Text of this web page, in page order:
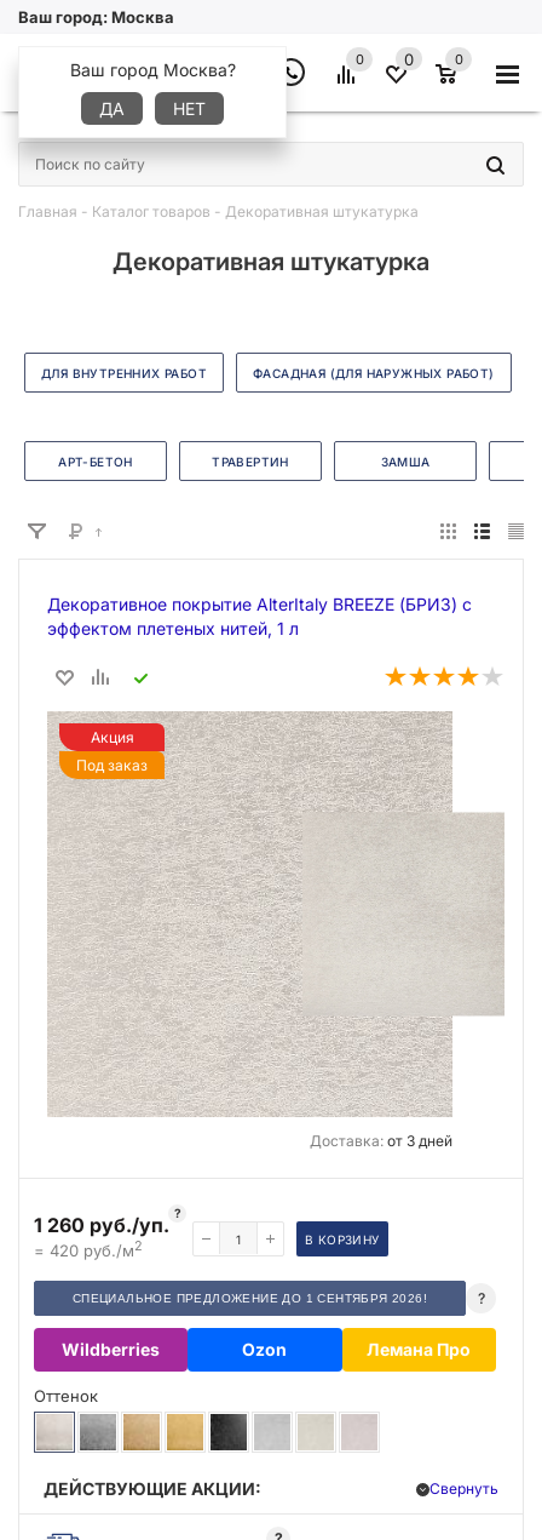
Ваш город:Москва
Ваш город Москва?
ДА
НЕТ
0 0 0
×
Главная - Каталог товаров - Декоративная штукатурка
Декоративная штукатурка
ДЛЯ ВНУТРЕННИХ РАБОТ ФАСАДНАЯ (ДЛЯ НАРУЖНЫХ РАБОТ)
АРТ-БЕТОН ТРАВЕРТИН ЗАМША
Декоративное покрытие AlterItaly BREEZE (БРИЗ) с
эффектом плетеных нитей, 1 л
Акция
Под заказ
Доставка:от 3 дней
1 260 руб./уп. ?
= 420 руб./м2 В КОРЗИНУ
СПЕЦИАЛЬНОЕ ПРЕДЛОЖЕНИЕ ДО 1 СЕНТЯБРЯ 2026! ?
Wildberries Ozon Лемана Про
Оттенок
ДЕЙСТВУЮЩИЕ АКЦИИ: Свернуть